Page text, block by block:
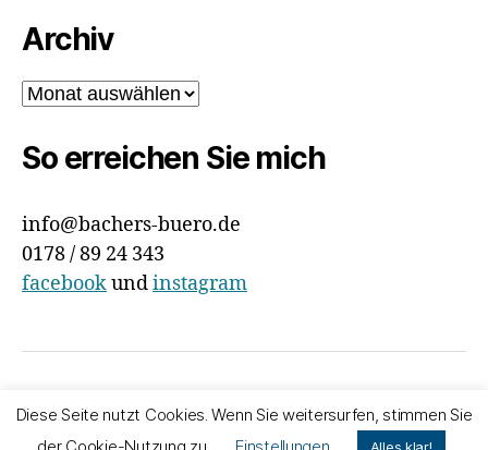
Archiv
Archiv
So erreichen Sie mich
info@bachers-buero.de
0178 / 89 24 343
facebookundinstagram
Impressum & Datenschutz
Diese Seite nutzt Cookies. Wenn Sie weitersurfen, stimmen Sie